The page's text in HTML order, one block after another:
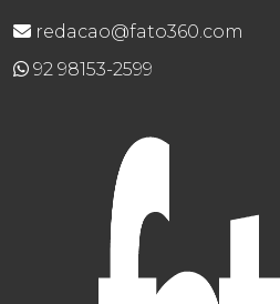
redacao@fato360.com
92 98153-2599